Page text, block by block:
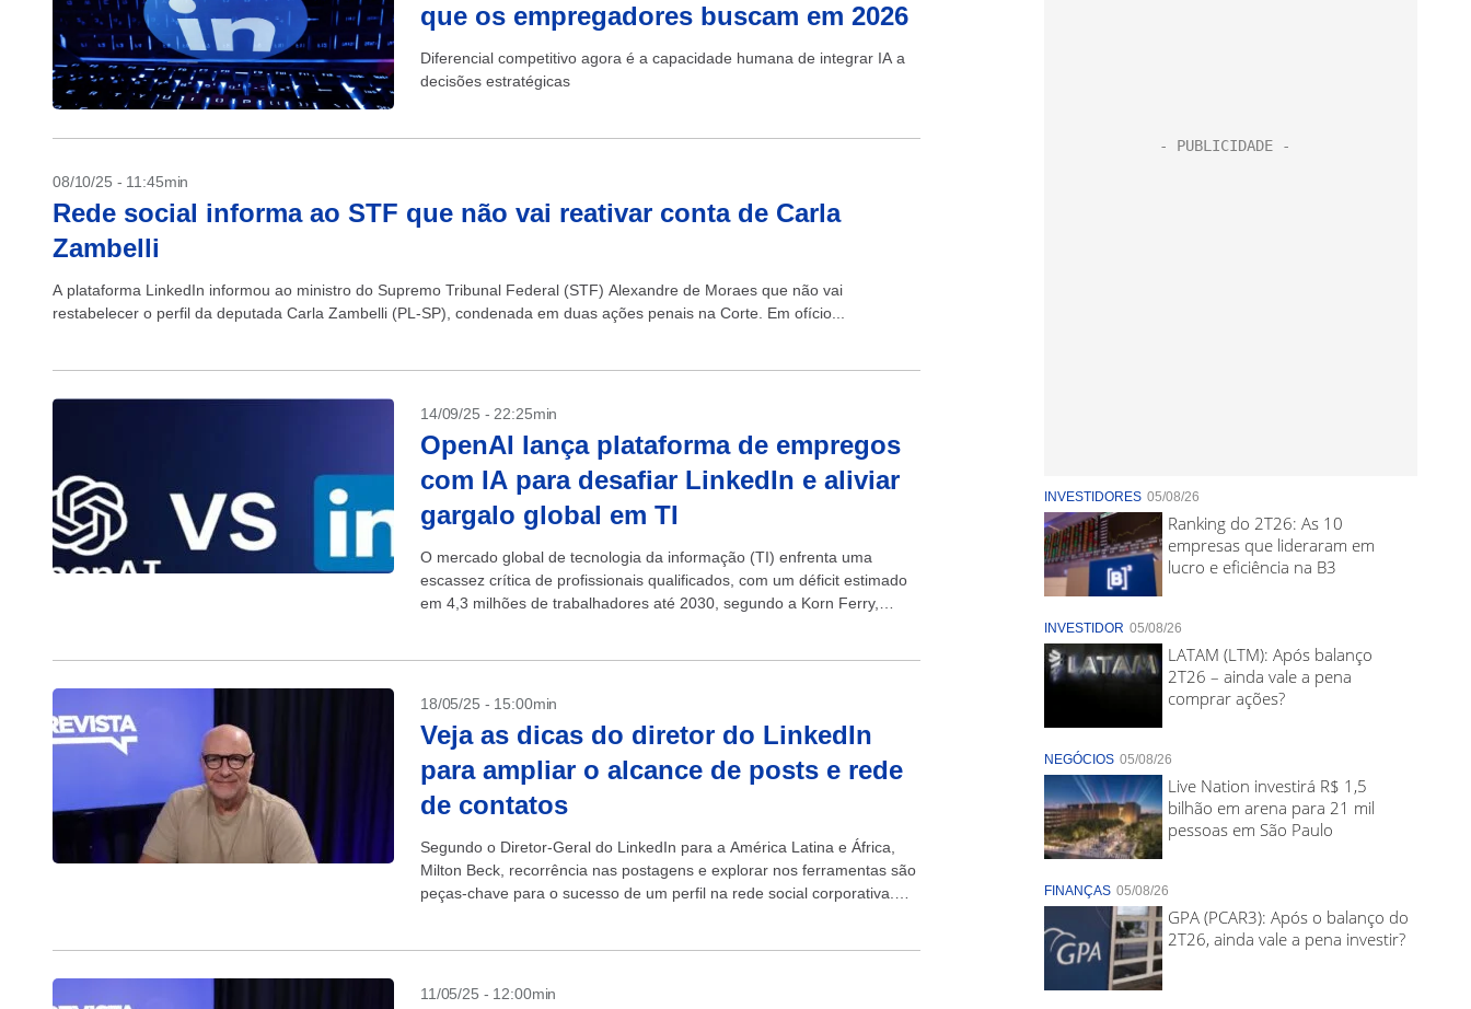
que os empregadores buscam em 2026
Diferencial competitivo agora é a capacidade humana de integrar IA a
decisões estratégicas
08/10/25 - 11:45min
Rede social informa ao STF que não vai reativar conta de Carla
Zambelli
A plataforma LinkedIn informou ao ministro do Supremo Tribunal Federal (STF) Alexandre de Moraes que não vai
restabelecer o perfil da deputada Carla Zambelli (PL-SP), condenada em duas ações penais na Corte. Em ofício...
14/09/25 - 22:25min
OpenAI lança plataforma de empregos
com IA para desafiar LinkedIn e aliviar
gargalo global em TI
O mercado global de tecnologia da informação (TI) enfrenta uma
escassez crítica de profissionais qualificados, com um déficit estimado
em 4,3 milhões de trabalhadores até 2030, segundo a Korn Ferry,
18/05/25 - 15:00min
Veja as dicas do diretor do LinkedIn
para ampliar o alcance de posts e rede
de contatos
Segundo o Diretor-Geral do LinkedIn para a América Latina e África,
Milton Beck, recorrência nas postagens e explorar nos ferramentas são
peças-chave para o sucesso de um perfil na rede social corporativa.
11/05/25 - 12:00min
INVESTIDORES 05/08/26
Ranking do 2T26: As 10
empresas que lideraram em
lucro e eficiência na B3
INVESTIDOR 05/08/26
LATAM (LTM): Após balanço
2T26 – ainda vale a pena
comprar ações?
NEGÓCIOS 05/08/26
Live Nation investirá R$ 1,5
bilhão em arena para 21 mil
pessoas em São Paulo
FINANÇAS 05/08/26
GPA (PCAR3): Após o balanço do
2T26, ainda vale a pena investir?